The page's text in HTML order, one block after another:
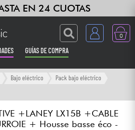
EN 24 CUOTAS
0
GUÍAS DE COMPRA
Bajo eléctrico
Pack bajo eléctrico
+LANEY LX15B +CABLE
+ Housse basse éco -